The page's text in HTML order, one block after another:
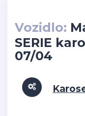
Vozidlo:
SERIE
07/04